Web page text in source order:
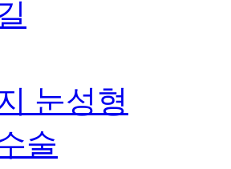
눈성형
술